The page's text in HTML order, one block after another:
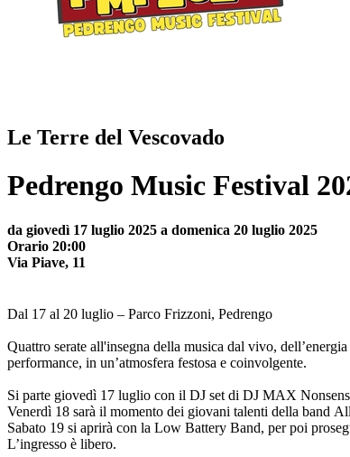
Le Terre del Vescovado
Pedrengo Music Festival
da giovedì 17 luglio 2025 a domenica 20 luglio 2025
Orario 20:00
Via Piave, 11
Dal 17 al 20 luglio – Parco Frizzoni, Pedrengo
Quattro serate all'insegna della musica dal vivo,
performance, in un’atmosfera festosa e coinvolgente.
Si parte giovedì 17 luglio con il DJ set di DJ MAX
Venerdì 18 sarà il momento dei giovani talenti della band
Sabato 19 si aprirà con la Low Battery Band, per poi
L’ingresso è libero.